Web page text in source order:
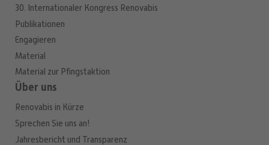
30. Internationaler Kongress Renovabis
Publikationen
Engagieren
Material
Material zur Pfingstaktion
Über uns
Renovabis in Kürze
Sprechen Sie uns an!
Jahresbericht und Transparenz